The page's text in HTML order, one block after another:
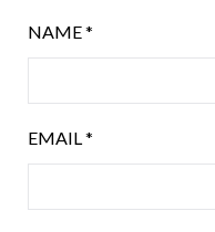
NAME*
EMAIL*